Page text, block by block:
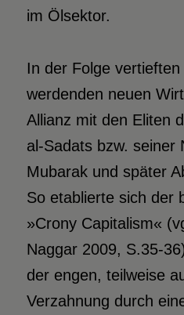
im Ölsektor.
In der Folge
werdenden neuen
Allianz mit den Eliten
al-Sadats bzw. seiner
Mubarak und später
So etablierte sich der
»Crony Capitalism«
Naggar 2009, S.35-
der engen, teilweise
Verzahnung durch